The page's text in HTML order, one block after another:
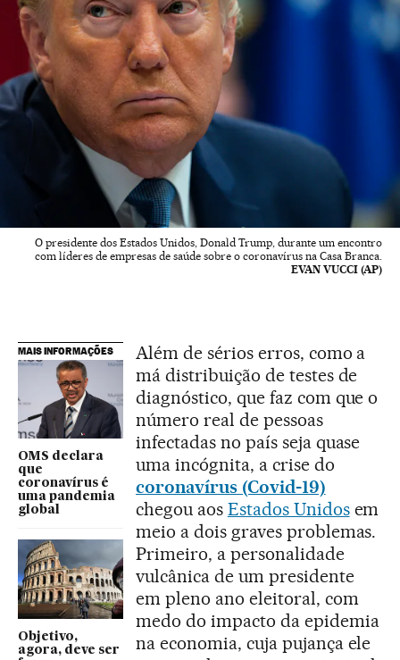
O presidente dos Estados Unidos, Donald Trump, durante um encontro
com líderes de empresas de saúde sobre o coronavírus na Casa Branca.
EVAN VUCCI (AP)
MAIS INFORMAÇÕES
OMS declara
que
coronavírus é
uma pandemia
global
Objetivo,
agora, deve ser
Além de sérios erros, como a
má distribuição de testes de
diagnóstico, que faz com que o
número real de pessoas
infectadas no país seja quase
uma incógnita, a crise do
coronavírus (Covid-19)
chegou aos Estados Unidosem
meio a dois graves problemas.
Primeiro, a personalidade
vulcânica de um presidente
em pleno ano eleitoral, com
medo do impacto da epidemia
na economia, cuja pujança ele